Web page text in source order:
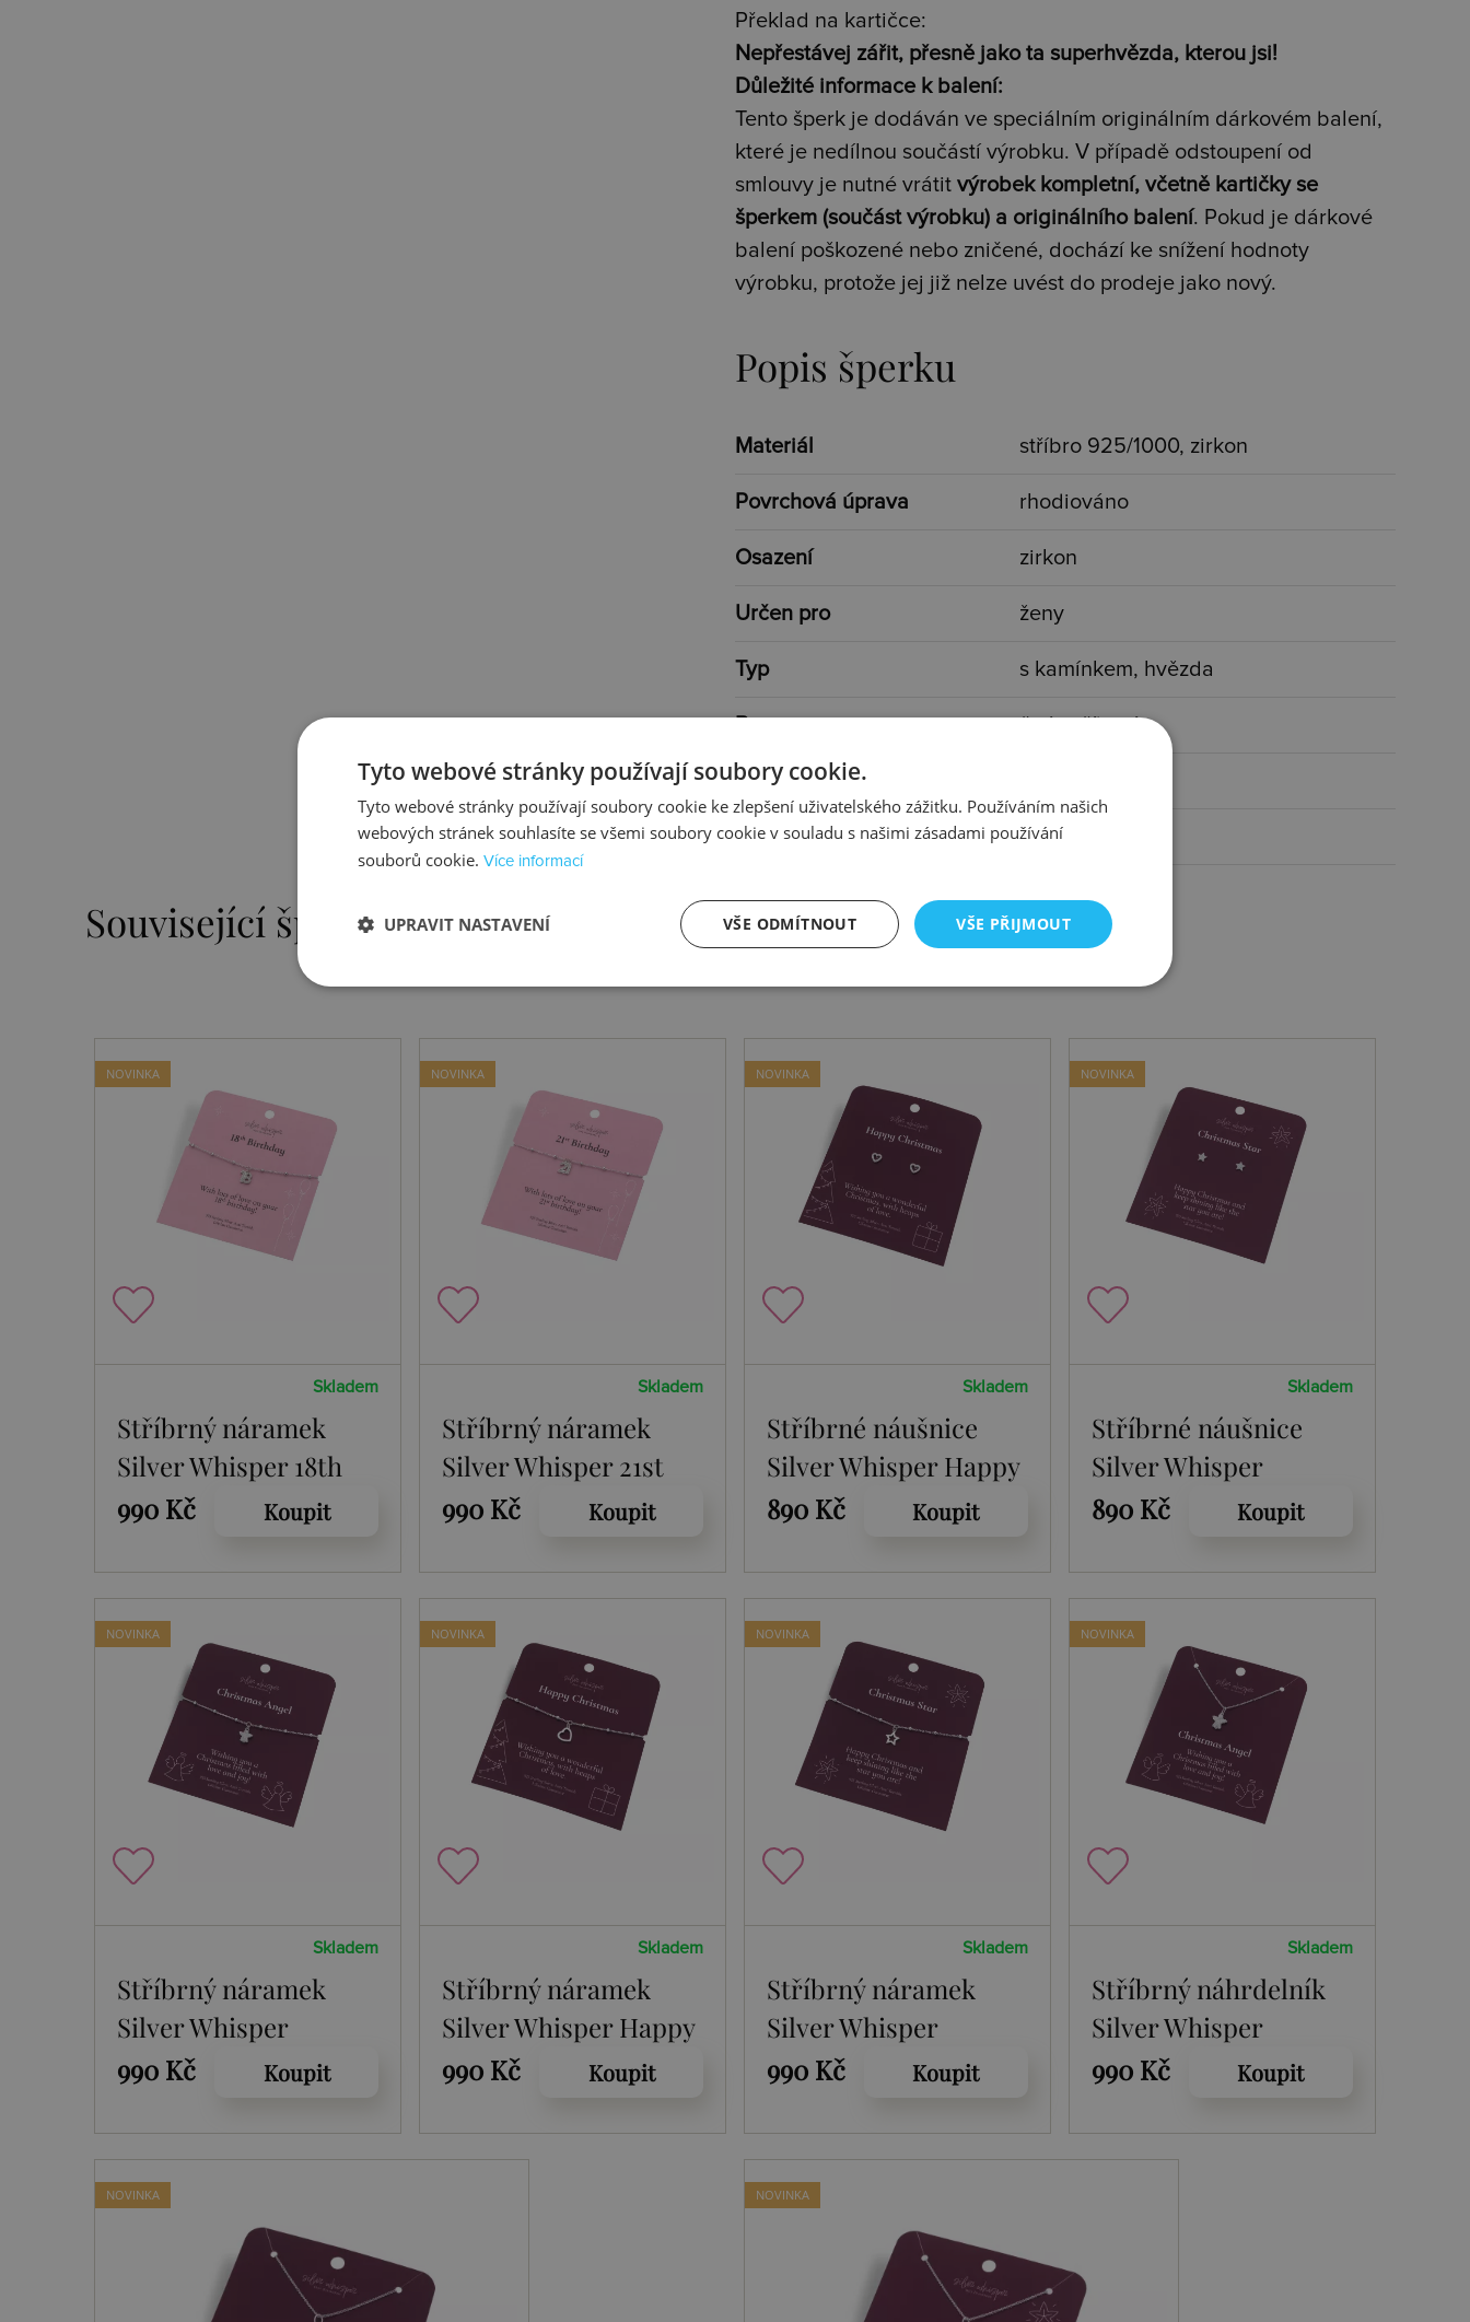
Překlad na kartičce:
Nepřestávej zářit, přesně jako ta superhvězda, kterou jsi!
Důležité informace k balení:
Tento šperk je dodáván ve speciálním originálním dárkovém balení,
které je nedílnou součástí výrobku. V případě odstoupení od
smlouvy je nutné vrátit výrobek kompletní, včetně kartičky se
šperkem (součást výrobku) a originálního balení. Pokud je dárkové
balení poškozené nebo zničené, dochází ke snížení hodnoty
výrobku, protože jej již nelze uvést do prodeje jako nový.
Popis šperku
Materiál stříbro 925/1000, zirkon
Povrchová úprava rhodiováno
Osazení zirkon
Určen pro ženy
Typ s kamínkem, hvězda
Barva čirá, stříbrná
Délka
Váha 2,77 g
Související šperky
NOVINKA
Skladem
Stříbrný náramek
Silver Whisper 18th
SWB001
990 Kč Koupit
NOVINKA
Skladem
Stříbrný náramek
Silver Whisper 21st
SWB002
990 Kč Koupit
NOVINKA
Skladem
Stříbrné náušnice
Silver Whisper Happy
Christmas SWE013
890 Kč Koupit
NOVINKA
Skladem
Stříbrné náušnice
Silver Whisper
Christmas Star
890 Kč Koupit
NOVINKA
Skladem
Stříbrný náramek
Silver Whisper
Christmas Angel
990 Kč Koupit
NOVINKA
Skladem
Stříbrný náramek
Silver Whisper Happy
Christmas SWB062
990 Kč Koupit
NOVINKA
Skladem
Stříbrný náramek
Silver Whisper
Christmas Star
990 Kč Koupit
NOVINKA
Skladem
Stříbrný náhrdelník
Silver Whisper
Christmas Angel
990 Kč Koupit
NOVINKA NOVINKA
Tyto webové stránky používají soubory cookie.
Tyto webové stránky používají soubory cookie ke zlepšení uživatelského zážitku. Používáním našich
webových stránek souhlasíte se všemi soubory cookie v souladu s našimi zásadami používání
souborů cookie. Více informací
VŠE PŘIJMOUT
VŠE ODMÍTNOUT
UPRAVIT NASTAVENÍ